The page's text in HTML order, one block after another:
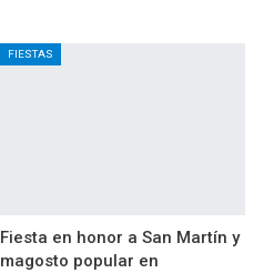
FIESTAS
Fiesta en honor a San Martín y
magosto popular en